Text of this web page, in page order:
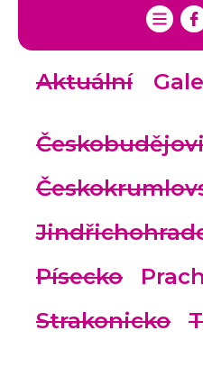
Aktuální
Písecko
Strakonicko